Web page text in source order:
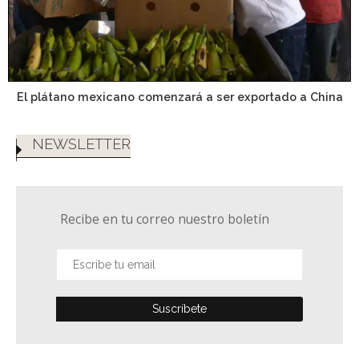
El plátano mexicano comenzará a ser exportado a China
NEWSLETTER
Recibe en tu correo nuestro boletín